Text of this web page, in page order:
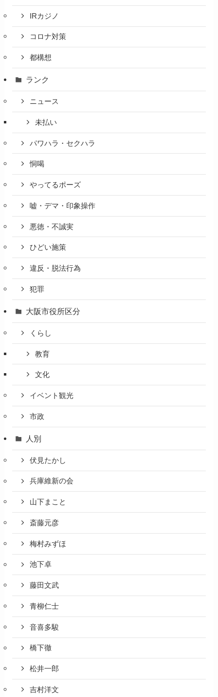
IRカジノ
コロナ対策
都構想
ランク
ニュース
未払い
パワハラ・セクハラ
恫喝
やってるポーズ
嘘・デマ・印象操作
悪徳・不誠実
ひどい施策
違反・脱法行為
犯罪
大阪市役所区分
くらし
教育
文化
イベント観光
市政
人別
伏見たかし
兵庫維新の会
山下まこと
斎藤元彦
梅村みずほ
池下卓
藤田文武
青柳仁士
音喜多駿
橋下徹
松井一郎
吉村洋文